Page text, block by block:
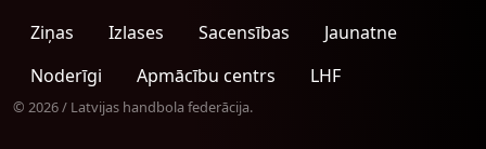
Ziņas Izlases Sacensības
Jaunatne
Noderīgi
Apmācību centrs LHF
© 2026 / Latvijas handbola federācija.